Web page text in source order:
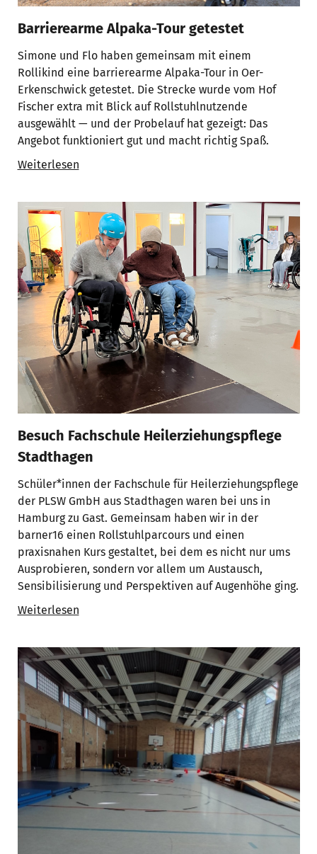
Barrierearme Alpaka-Tour getestet
Simone und Flo haben gemeinsam mit einem
Rollikind eine barrierearme Alpaka-Tour in Oer-
Erkenschwick getestet. Die Strecke wurde vom Hof
Fischer extra mit Blick auf Rollstuhlnutzende
ausgewählt — und der Probelauf hat gezeigt: Das
Angebot funktioniert gut und macht richtig Spaß.
Weiterlesen
Besuch Fachschule Heilerziehungspflege
Stadthagen
Schüler*innen der Fachschule für Heilerziehungspflege
der PLSW GmbH aus Stadthagen waren bei uns in
Hamburg zu Gast. Gemeinsam haben wir in der
barner16 einen Rollstuhlparcours und einen
praxisnahen Kurs gestaltet, bei dem es nicht nur ums
Ausprobieren, sondern vor allem um Austausch,
Sensibilisierung und Perspektiven auf Augenhöhe ging.
Weiterlesen